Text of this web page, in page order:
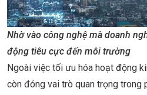
Nhờ vào công nghệ mà doanh
động tiêu cực đến môi trường
Ngoài việc tối ưu hóa hoạt động
còn đóng vai trò quan trọng trong